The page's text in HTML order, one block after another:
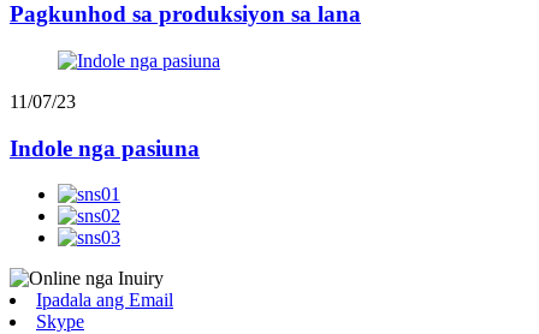
Pagkunhod sa produksiyon sa lana
11/07/23
Indole nga pasiuna
Ipadala ang Email
Skype